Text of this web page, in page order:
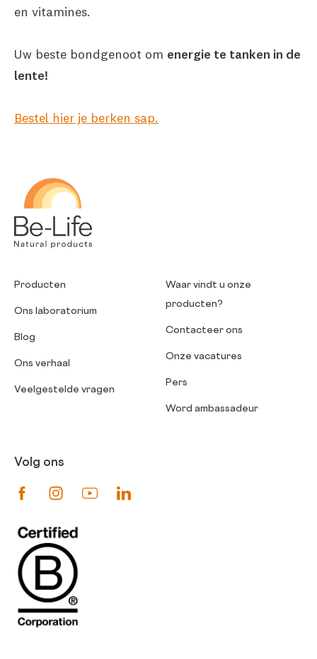
en vitamines.
Uw beste bondgenoot om energie te tanken in de
lente!
Bestel hier je berken sap.
Producten
Ons laboratorium
Blog
Ons verhaal
Veelgestelde vragen
Waar vindt u onze
producten?
Contacteer ons
Onze vacatures
Pers
Word ambassadeur
Volg ons
Suivez-nous sur Facebook
Suivez-nous sur Instagram
Suivez-nous sur Youtube